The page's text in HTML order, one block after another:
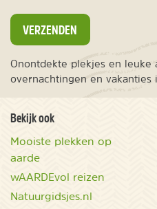
VERZENDEN
Onontdekte plekjes en leuke
overnachtingen en vakanties
Bekijk ook
Mooiste plekken op
aarde
wAARDEvol reizen
Natuurgidsjes.nl